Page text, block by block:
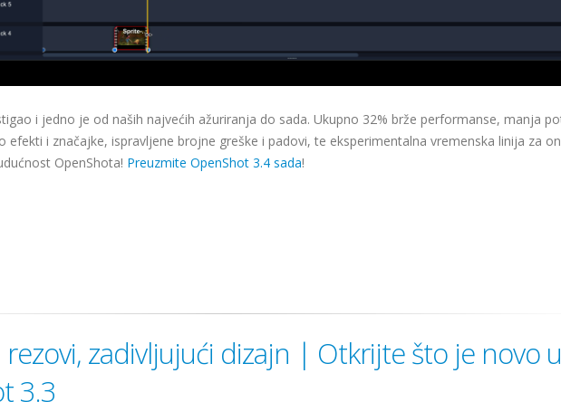
i jedno je od naših najvećih ažuriranja do sada. Ukupno 32% brže performanse, manja
i značajke, ispravljene brojne greške i padovi, te eksperimentalna vremenska linija za
OpenShota! Preuzmite OpenShot 3.4 sada!
zadivljujući dizajn | Otkrijte što je novo u
3.3